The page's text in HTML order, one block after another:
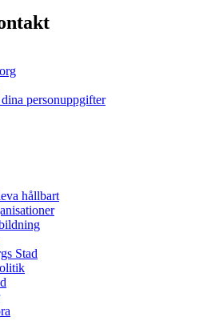
personuppgifter
hållbart
Stad